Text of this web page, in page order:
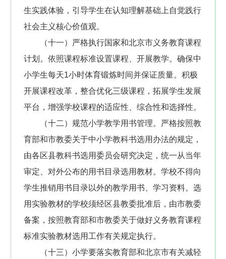
生实践体验，引导学生在认知理解基础上自觉践行
社会主义核心价值观。
（十一）严格执行国家和北京市义务教育课程
计划。依照课程标准设置课程、开展教学。确保中
小学生每天1小时体育锻炼时间并保证质量。积极
开展课程改革，整合优化三级课程，拓展学生发展
平台，增强学校课程的适应性、综合性和选择性。
（十二）规范小学教学用书管理。严格按照教
育部和市教委关于中小学教科书选用办法的规定，
由各区县教科书选用委员会研究决定，统一从当年
审定、对外公布的用书目录选用教材。学校不得向
学生推销用书目录以外的教学用书、学习资料。选
用实验教材的学校须经区县教委批准后，由市教委
备案，按照教育部和市教委关于做好义务教育课程
标准实验教材选用工作有关规定执行。
（十三）小学要落实教育部和北京市有关减轻